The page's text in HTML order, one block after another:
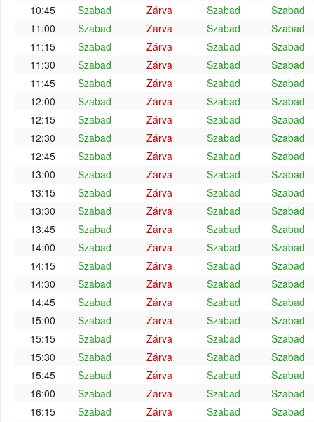
10:45
Szabad Zárva Szabad
Szabad
11:00
Szabad Zárva Szabad
Szabad
11:15
Szabad Zárva Szabad
Szabad
11:30
Szabad Zárva Szabad
Szabad
11:45
Szabad Zárva Szabad
Szabad
12:00
Szabad Zárva Szabad
Szabad
12:15
Szabad Zárva Szabad
Szabad
12:30
Szabad Zárva Szabad
Szabad
12:45
Szabad Zárva Szabad
Szabad
13:00
Szabad Zárva Szabad
Szabad
13:15
Szabad Zárva Szabad
Szabad
13:30
Szabad Zárva Szabad
Szabad
13:45
Szabad Zárva Szabad
Szabad
14:00
Szabad Zárva Szabad
Szabad
14:15
Szabad Zárva Szabad
Szabad
14:30
Szabad Zárva Szabad
Szabad
14:45
Szabad Zárva Szabad
Szabad
15:00
Szabad Zárva Szabad
Szabad
15:15
Szabad Zárva Szabad
Szabad
15:30
Szabad Zárva Szabad
Szabad
15:45
Szabad Zárva Szabad
Szabad
16:00
Szabad Zárva Szabad
Szabad
16:15
Szabad Zárva Szabad Szabad